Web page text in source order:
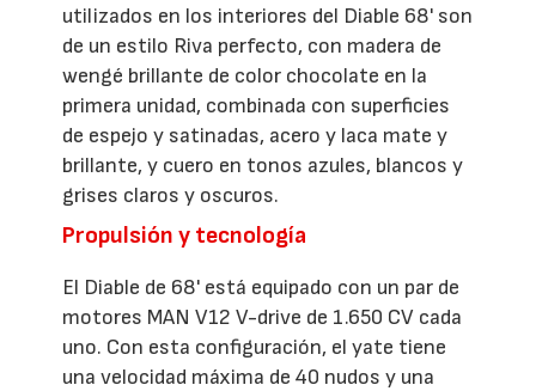
utilizados en los interiores del Diable 68' son
de un estilo Riva perfecto, con madera de
wengé brillante de color chocolate en la
primera unidad, combinada con superficies
de espejo y satinadas, acero y laca mate y
brillante, y cuero en tonos azules, blancos y
grises claros y oscuros.
Propulsión y tecnología
El Diable de 68' está equipado con un par de
motores MAN V12 V-drive de 1.650 CV cada
uno. Con esta configuración, el yate tiene
una velocidad máxima de 40 nudos y una